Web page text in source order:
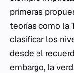
primeras
teorías como la
clasificar los
desde el
embargo, la